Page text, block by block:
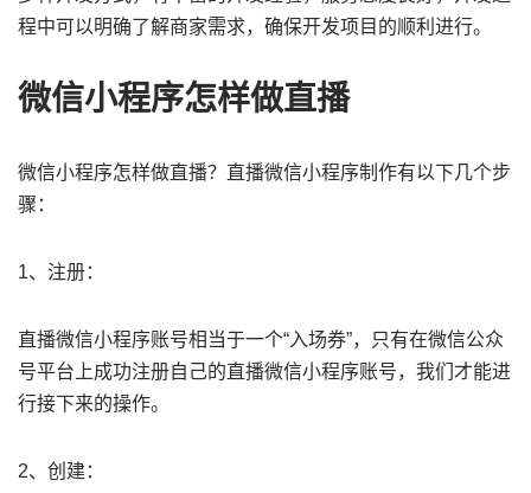
程中可以明确了解商家需求，确保开发项目的顺利进行。
微信小程序怎样做直播
微信小程序怎样做直播？直播微信小程序制作有以下几个步
骤：
1、注册：
直播微信小程序账号相当于一个“入场券”，只有在微信公众
号平台上成功注册自己的直播微信小程序账号，我们才能进
行接下来的操作。
2、创建：